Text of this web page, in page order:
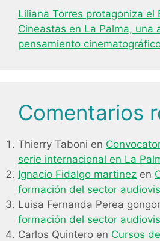
Liliana Torres protagoniza el
Cineastas en La Palma, una
pensamiento
Comentarios
Thierry Taboni en
serie internacional en La
Ignacio Fidalgo martinez en
formación del sector
Luisa Fernanda Perea
formación del sector
Carlos Quintero en Cursos